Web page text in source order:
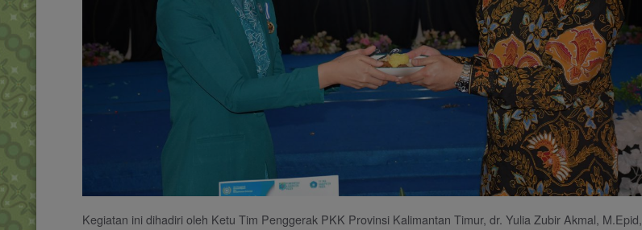
Kegiatan ini dihadiri oleh Ketu Tim Penggerak PKK Provinsi Kalimantan Timur, dr. Yulia Zubir Akmal, M.Epid,